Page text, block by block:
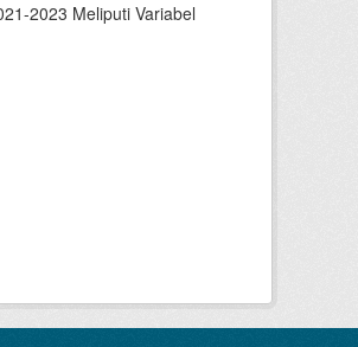
2023 Meliputi Variabel